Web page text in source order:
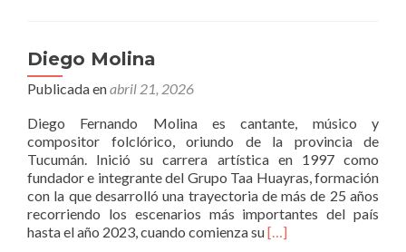
Diego Molina
Publicada enabril 21, 2026
Diego Fernando Molina es cantante, músico y
compositor folclórico, oriundo de la provincia de
Tucumán. Inició su carrera artística en 1997 como
fundador e integrante del Grupo Taa Huayras, formación
con la que desarrolló una trayectoria de más de 25 años
recorriendo los escenarios más importantes del país
hasta el año 2023, cuando comienza suLeer
[…]